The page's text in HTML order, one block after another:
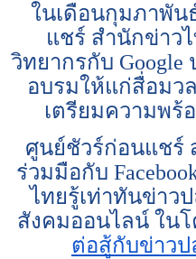
ในเดือนกุมภาพัน
แชร์ สำนักข่าว
วิทยากรกับ Google
อบรมให้แก่สื่อมว
เตรียมความพร้
ศูนย์ชัวร์ก่อนแชร์
ร่วมมือกับ
ไทยรู้เท่าทันข่าว
สังคมออนไลน์ ในโ
ต่อสู้กับข่าว